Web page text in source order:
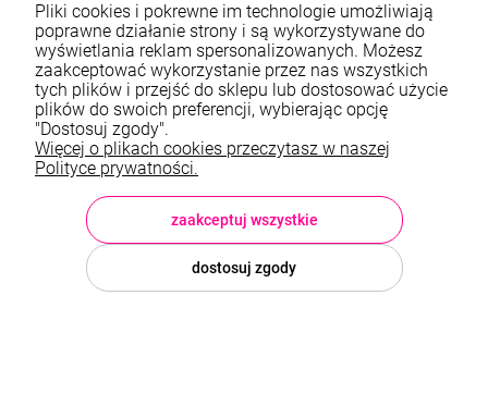
Informacje
O nas
TWOJE KONTO
Sklep: StaloweLOVE, Krajobrazowa 13/5, 35-119 Rzeszów, woj.
podkarpackie, NIP: 8133612433, tel.:572 989 669
sklep@stalowelove.com.pl
Pliki cookies i pokrewne im technologie umożliwiają
poprawne działanie strony i są wykorzystywane do
wyświetlania reklam spersonalizowanych. Możesz
zaakceptować wykorzystanie przez nas wszystkich
tych plików i przejść do sklepu lub dostosować użycie
plików do swoich preferencji, wybierając opcję
"Dostosuj zgody".
Więcej o plikach cookies przeczytasz w naszej
Polityce prywatności.
dostosuj zgody
zaakceptuj wszystkie